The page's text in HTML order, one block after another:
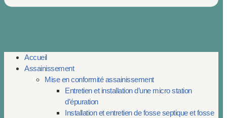
Accueil
Assainissement
Mise en conformité assainissement
Entretien et installation d’une micro station
d’épuration
Installation et entretien de fosse septique et fosse